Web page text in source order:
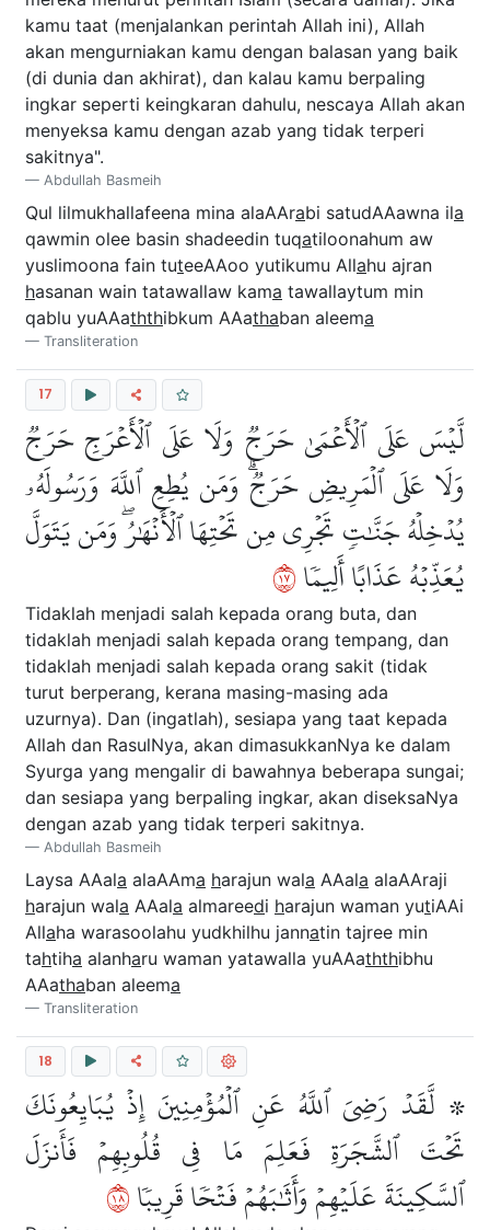
kamu taat (menjalankan perintah Allah ini), Allah
akan mengurniakan kamu dengan balasan yang baik
(di dunia dan akhirat), dan kalau kamu berpaling
ingkar seperti keingkaran dahulu, nescaya Allah akan
menyeksa kamu dengan azab yang tidak terperi
sakitnya".
Abdullah Basmeih
Qul lilmukhallafeena mina alaAArabi satudAAawna ila
qawmin olee basin shadeedin tuqatiloonahum aw
yuslimoona fain tuteeAAoo yutikumu Allahu ajran
hasanan wain tatawallaw kama tawallaytum min
qablu yuAAaththibkum AAathaban aleema
Transliteration
17
لَّيۡسَ عَلَى ٱلۡأَعۡمَىٰ حَرَجٞ وَلَا عَلَى ٱلۡأَعۡرَجِ حَرَجٞ
وَلَا عَلَى ٱلۡمَرِيضِ حَرَجٞۗ وَمَن يُطِعِ ٱللَّهَ وَرَسُولَهُۥ
يُدۡخِلۡهُ جَنَّٰتٖ تَجۡرِي مِن تَحۡتِهَا ٱلۡأَنۡهَٰرُۖ وَمَن يَتَوَلَّ
يُعَذِّبۡهُ عَذَابًا أَلِيمٗا٧١
Tidaklah menjadi salah kepada orang buta, dan
tidaklah menjadi salah kepada orang tempang, dan
tidaklah menjadi salah kepada orang sakit (tidak
turut berperang, kerana masing-masing ada
uzurnya). Dan (ingatlah), sesiapa yang taat kepada
Allah dan RasulNya, akan dimasukkanNya ke dalam
Syurga yang mengalir di bawahnya beberapa sungai;
dan sesiapa yang berpaling ingkar, akan diseksaNya
dengan azab yang tidak terperi sakitnya.
Abdullah Basmeih
Laysa AAala alaAAma harajun wala AAala alaAAraji
harajun wala AAala almareedi harajun waman yutiAAi
Allaha warasoolahu yudkhilhu jannatin tajree min
tahtiha alanharu waman yatawalla yuAAaththibhu
AAathaban aleema
Transliteration
18
۞ لَّقَدۡ رَضِيَ ٱللَّهُ عَنِ ٱلۡمُؤۡمِنِينَ إِذۡ يُبَايِعُونَكَ
تَحۡتَ ٱلشَّجَرَةِ فَعَلِمَ مَا فِي قُلُوبِهِمۡ فَأَنزَلَ
ٱلسَّكِينَةَ عَلَيۡهِمۡ وَأَثَٰبَهُمۡ فَتۡحٗا قَرِيبٗا٨١